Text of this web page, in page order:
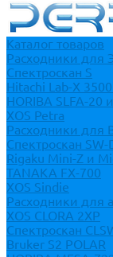
Каталог товаров
Расходники для
Спектроскан S
Hitachi Lab-X
HORIBA SLFA-20
XOS Petra
Расходники для
Спектроскан SW-
Rigaku Mini-Z и
TANAKA FX-700
XOS Sindie
Расходники для
XOS CLORA 2XP
Спектроскан
Bruker S2 POLAR